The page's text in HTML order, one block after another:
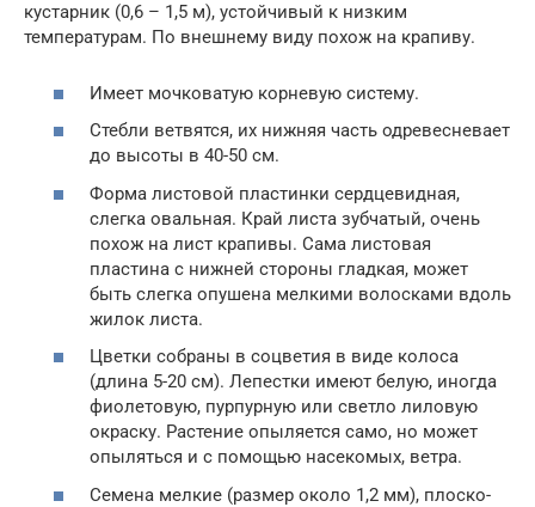
кустарник (0,6 – 1,5 м), устойчивый к низким
температурам. По внешнему виду похож на крапиву.
Имеет мочковатую корневую систему.
Стебли ветвятся, их нижняя часть одревесневает
до высоты в 40-50 см.
Форма листовой пластинки сердцевидная,
слегка овальная. Край листа зубчатый, очень
похож на лист крапивы. Сама листовая
пластина с нижней стороны гладкая, может
быть слегка опушена мелкими волосками вдоль
жилок листа.
Цветки собраны в соцветия в виде колоса
(длина 5-20 см). Лепестки имеют белую, иногда
фиолетовую, пурпурную или светло лиловую
окраску. Растение опыляется само, но может
опыляться и с помощью насекомых, ветра.
Семена мелкие (размер около 1,2 мм), плоско-